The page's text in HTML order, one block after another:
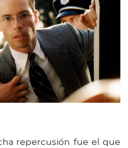
repercusión fue el que